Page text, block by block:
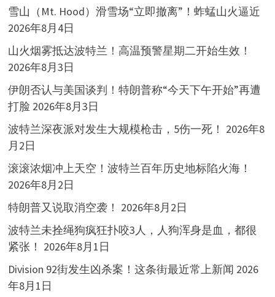
雪山（Mt. Hood）滑雪场“立即撤离”！蚱蜢山火逼近
2026年8月4日
山火烟雾抵达波特兰！高温预警星期二开始生效！
2026年8月3日
伊朗否认与美国谈判！特朗普称“今天下午开始”再遭
打脸 2026年8月3日
波特兰深夜派对发生大规模枪击，5伤一死！ 2026年8
月2日
滚滚浓烟冲上天空！波特兰百年历史地标陷火海！
2026年8月2日
特朗普又说取消空袭！ 2026年8月2日
波特兰未拴绳狗疯狂扑咬3人，人狗浑身是血，都很
紧张！ 2026年8月1日
Division 92街发生凶杀案！这条街最近常上新闻 2026
年8月1日